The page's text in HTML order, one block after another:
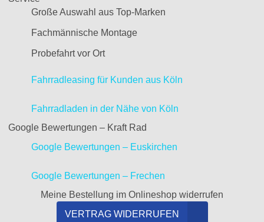
Große Auswahl aus Top-Marken
Fachmännische Montage
Probefahrt vor Ort
Fahrradleasing für Kunden aus Köln
Fahrradladen in der Nähe von Köln
Google Bewertungen – Kraft Rad
Google Bewertungen – Euskirchen
Google Bewertungen – Frechen
Meine Bestellung im Onlineshop widerrufen
VERTRAG WIDERRUFEN